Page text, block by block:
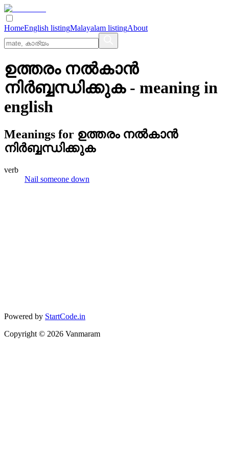
HomeEnglish listingMalayalam listingAbout
ഉത്തരം നല്‍കാന്‍
നിര്‍ബ്ബന്ധിക്കുക- meaning in
english
Meanings for ഉത്തരം നല്‍കാന്‍
നിര്‍ബ്ബന്ധിക്കുക
verb
Nail someone down
Powered by StartCode.in
Copyright © 2026 Vanmaram